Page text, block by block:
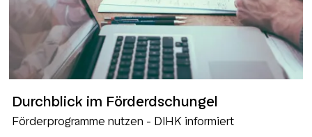
Durchblick im Förderdschungel
Förderprogramme nutzen - DIHK informiert